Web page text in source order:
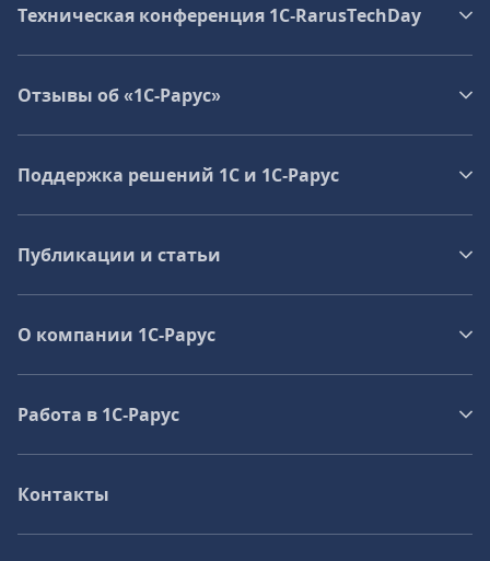
Техническая конференция 1C‑RarusTechDay
Отзывы об «1С-Рарус»
Поддержка решений 1С и 1С‑Рарус
Публикации и статьи
О компании 1C-Рарус
Работа в 1С‑Рарус
Контакты